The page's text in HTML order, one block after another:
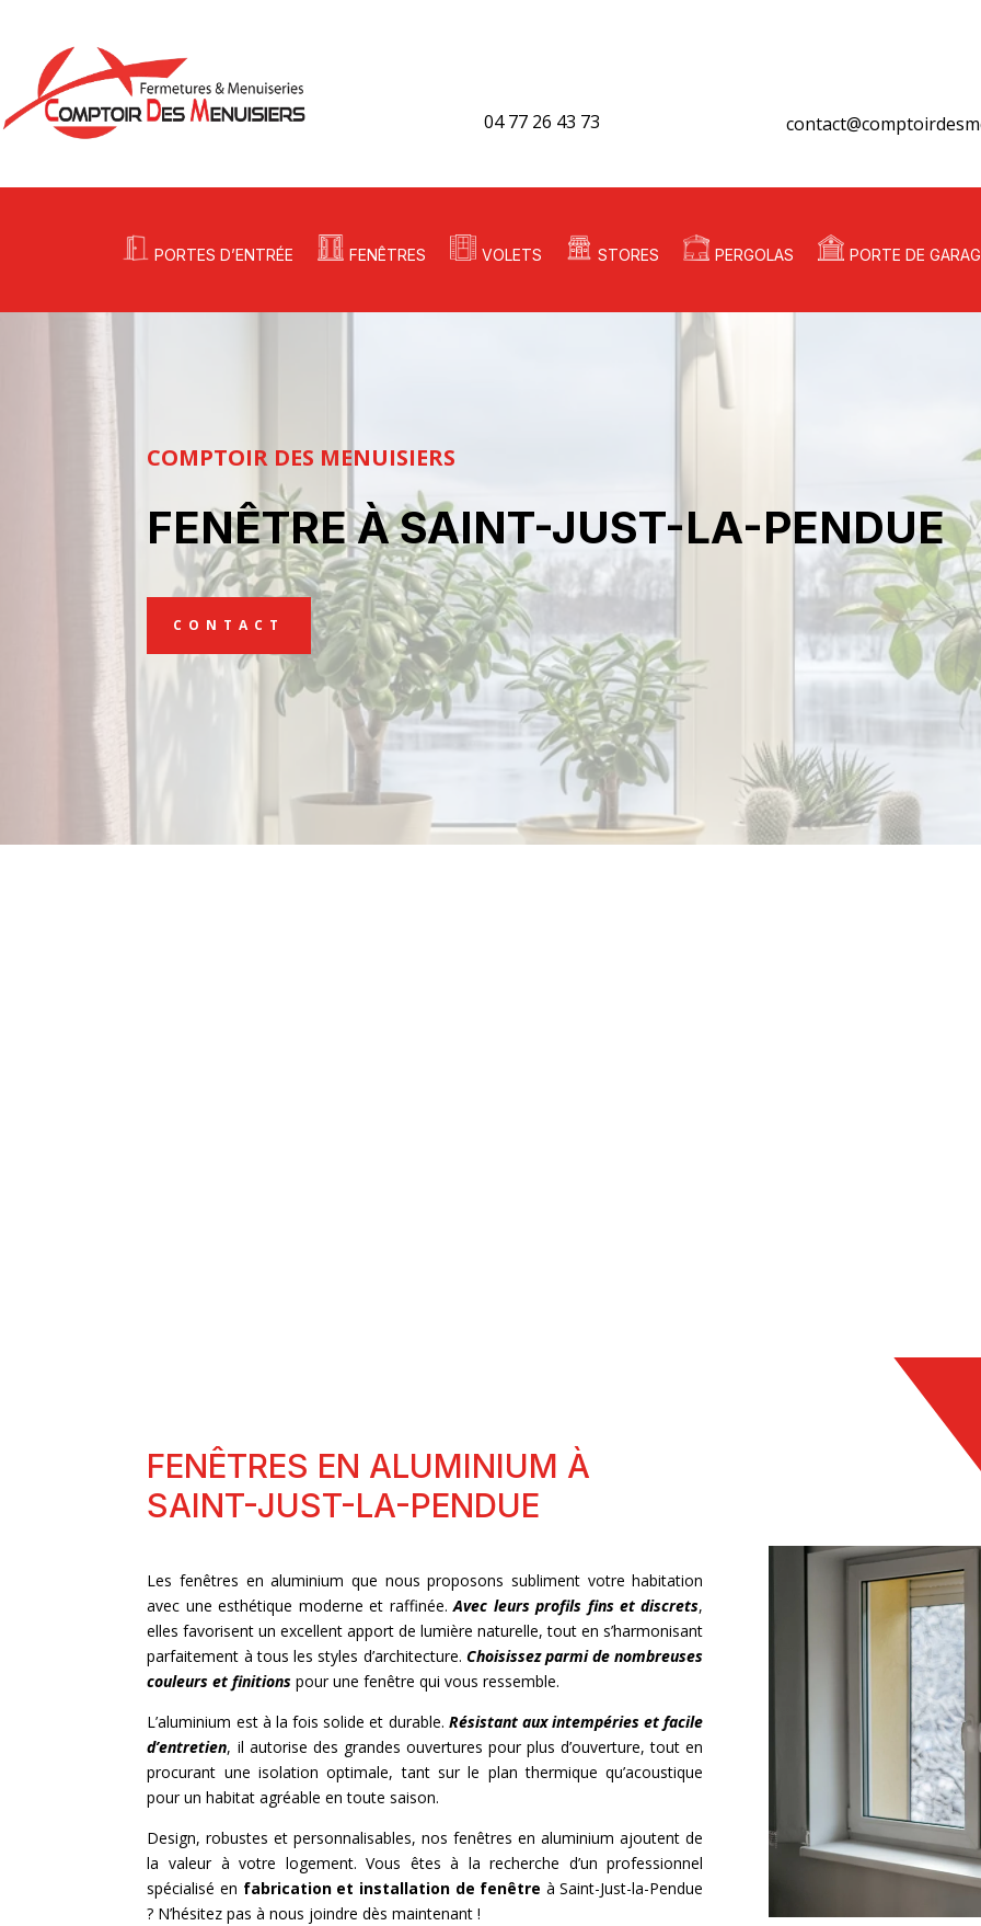
04 77 26 43 73
PORTES D’ENTRÉE FENÊTRES VOLETS STORES PERGOLAS PORTE DE
COMPTOIR DES MENUISIERS
FENÊTRE À SAINT-JUST-LA-PENDUE
CONTACT
FENÊTRES EN ALUMINIUM À
SAINT-JUST-LA-PENDUE
Les fenêtres en aluminium que nous proposons subliment votre habitation
avec une esthétique moderne et raffinée.Avec leurs profils fins et discrets,
elles favorisent un excellent apport de lumière naturelle, tout en s’harmonisant
parfaitement à tous les styles d’architecture. Choisissez parmi de nombreuses
couleurs et finitions pour une fenêtre qui vous ressemble.
L’aluminium est à la fois solide et durable. Résistant aux intempéries et facile
d’entretien, il autorise des grandes ouvertures pour plus d’ouverture, tout en
procurant une isolation optimale, tant sur le plan thermique qu’acoustique
pour un habitat agréable en toute saison.
Design, robustes et personnalisables, nos fenêtres en aluminium ajoutent de
la valeur à votre logement. Vous êtes à la recherche d’un professionnel
spécialisé en fabrication et installation de fenêtre à Saint-Just-la-Pendue
? N’hésitez pas à nous joindre dès maintenant !